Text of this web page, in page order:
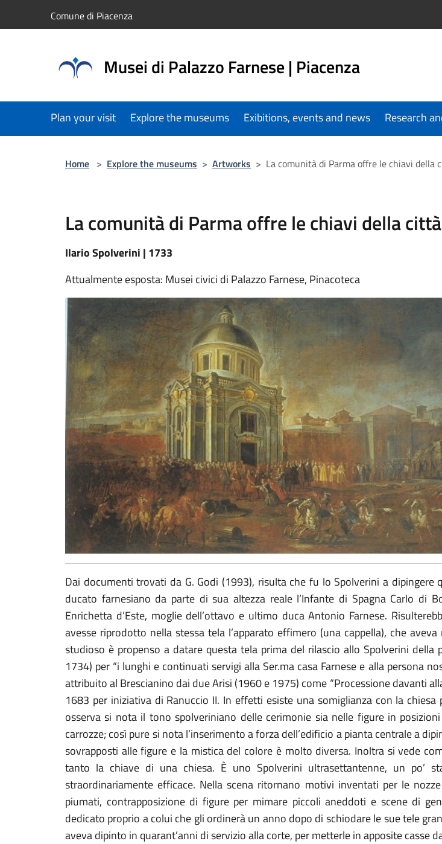
Comune di Piacenza
Musei di Palazzo Farnese | Piacenza
Plan your visit Explore the museums Exibitions, events and news Research
Home > Explore the museums > Artworks > La comunità di Parma offre le chiavi della
La comunità di Parma offre le chiavi della
Ilario Spolverini | 1733
Attualmente esposta: Musei civici di Palazzo Farnese, Pinacoteca
Dai documenti trovati da G. Godi (1993), risulta che fu lo Spolverini a dipingere
ducato farnesiano da parte di sua altezza reale l’Infante di Spagna Carlo di
Enrichetta d’Este, moglie dell’ottavo e ultimo duca Antonio Farnese.
avesse riprodotto nella stessa tela l’apparato effimero (una cappella), che
studioso è propenso a datare questa tela prima del rilascio allo Spolverini
1734) per “i lunghi e continuati servigi alla Ser.ma casa Farnese e alla persona
attribuito al Brescianino dai due Arisi (1960 e 1975) come “Processione davanti
1683 per iniziativa di Ranuccio II. In effetti esiste una somiglianza con la
osserva si nota il tono spolveriniano delle cerimonie sia nelle figure in
carrozze; così pure si nota l’inserimento a forza dell’edificio a pianta centrale a
sovrapposti alle figure e la mistica del colore è molto diversa. Inoltra si vede
tanto la chiave di una chiesa. È uno Spolverini ultrasettantenne, un po’
straordinariamente efficace. Nella scena ritornano motivi inventati per le
piumati, contrapposizione di figure per mimare piccoli aneddoti e scene di
dedicato proprio a colui che gli ordinerà un anno dopo di schiodare le sue tele
aveva dipinto in quarant’anni di servizio alla corte, per metterle in apposite casse